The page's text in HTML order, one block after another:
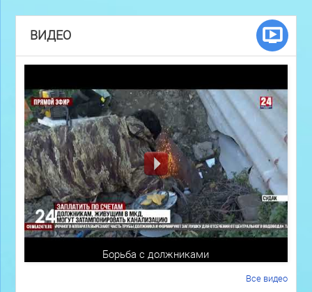
ВИДЕО
Борьба с должниками
Все видео